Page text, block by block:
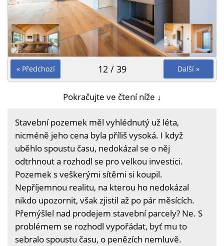
« Předchozí Další »
12 / 39
Pokračujte ve čtení níže ↓
Stavební pozemek měl vyhlédnutý už léta,
nicméně jeho cena byla příliš vysoká. I když
uběhlo spoustu času, nedokázal se o něj
odtrhnout a rozhodl se pro velkou investici.
Pozemek s veškerými sítěmi si koupil.
Nepříjemnou realitu, na kterou ho nedokázal
nikdo upozornit, však zjistil až po pár měsících.
Přemýšlel nad prodejem stavební parcely? Ne. S
problémem se rozhodl vypořádat, byť mu to
sebralo spoustu času, o penězích nemluvě.